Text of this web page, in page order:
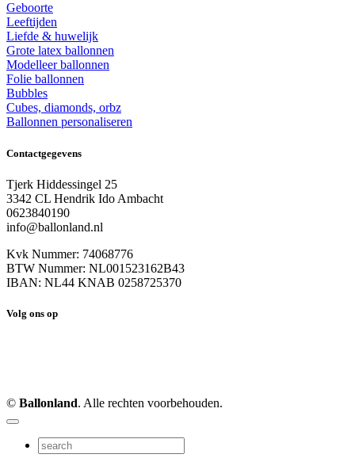
Geboorte
Leeftijden
Liefde & huwelijk
Grote latex ballonnen
Modelleer ballonnen
Folie ballonnen
Bubbles
Cubes, diamonds, orbz
Ballonnen personaliseren
Contactgegevens
Tjerk Hiddessingel 25
3342 CL Hendrik Ido Ambacht
0623840190
info@ballonland.nl
Kvk Nummer: 74068776
BTW Nummer: NL001523162B43
IBAN: NL44 KNAB 0258725370
Volg ons op
© Ballonland. Alle rechten voorbehouden.